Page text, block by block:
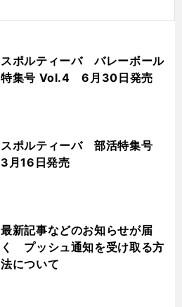
スポルティーバ バレーボール
特集号 Vol.4 6月30日発売
スポルティーバ 部活特集号
3月16日発売
最新記事などのお知らせが届
く プッシュ通知を受け取る方
法について